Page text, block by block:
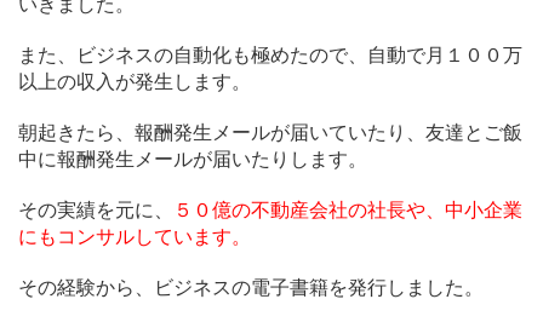
また、ビジネスの自動化も極めたので、自動で月１００万
以上の収入が発生します。
朝起きたら、報酬発生メールが届いていたり、友達とご飯
中に報酬発生メールが届いたりします。
その実績を元に、
５０億の不動産会社の社長や、中小企業
にもコンサルしています。
その経験から、ビジネスの電子書籍を発行しました。